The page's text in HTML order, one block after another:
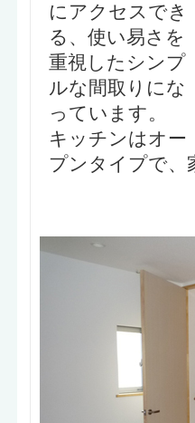
にアクセスでき
る、使い易さを
重視したシンプ
ルな間取りにな
っています。
キッチンはオー
プンタイプで、